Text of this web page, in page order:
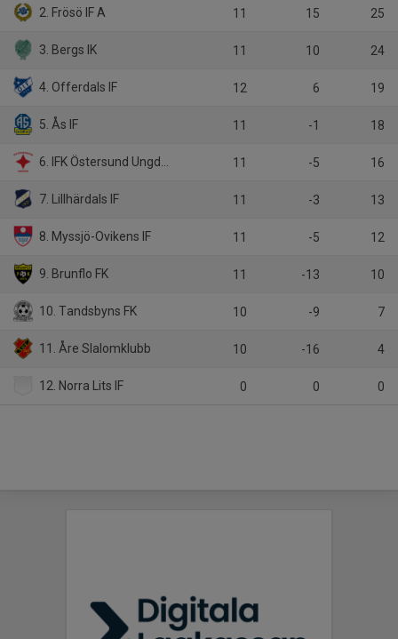
2. Frösö IF A 11 15 25
3. Bergs IK 11 10 24
4. Offerdals IF 12 6 19
5. Ås IF 11 -1 18
6. IFK Östersund Ungdom 11 -5 16
7. Lillhärdals IF 11 -3 13
8. Myssjö-Ovikens IF 11 -5 12
9. Brunflo FK 11 -13 10
10. Tandsbyns FK 10 -9 7
11. Åre Slalomklubb 10 -16 4
12. Norra Lits IF 0 0 0